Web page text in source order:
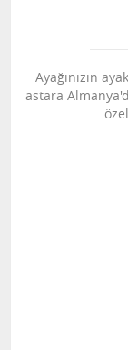
Ayağınızın
astara